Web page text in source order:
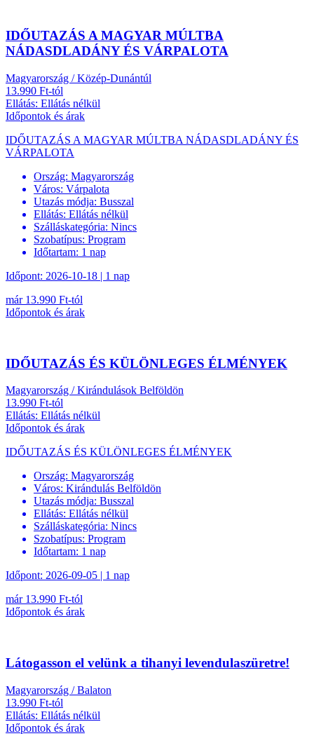
IDŐUTAZÁS A MAGYAR MÚLTBA
NÁDASDLADÁNY ÉS VÁRPALOTA
Magyarország / Közép-Dunántúl
13.990 Ft-tól
Ellátás: Ellátás nélkül
Időpontok és árak
IDŐUTAZÁS A MAGYAR MÚLTBA NÁDASDLADÁNY ÉS
VÁRPALOTA
Ország: Magyarország
Város: Várpalota
Utazás módja: Busszal
Ellátás: Ellátás nélkül
Szálláskategória: Nincs
Szobatípus: Program
Időtartam: 1 nap
Időpont: 2026-10-18 | 1 nap
már 13.990 Ft-tól
Időpontok és árak
IDŐUTAZÁS ÉS KÜLÖNLEGES ÉLMÉNYEK
Magyarország / Kirándulások Belföldön
13.990 Ft-tól
Ellátás: Ellátás nélkül
Időpontok és árak
IDŐUTAZÁS ÉS KÜLÖNLEGES ÉLMÉNYEK
Ország: Magyarország
Város: Kirándulás Belföldön
Utazás módja: Busszal
Ellátás: Ellátás nélkül
Szálláskategória: Nincs
Szobatípus: Program
Időtartam: 1 nap
Időpont: 2026-09-05 | 1 nap
már 13.990 Ft-tól
Időpontok és árak
Látogasson el velünk a tihanyi levendulaszüretre!
Magyarország / Balaton
13.990 Ft-tól
Ellátás: Ellátás nélkül
Időpontok és árak